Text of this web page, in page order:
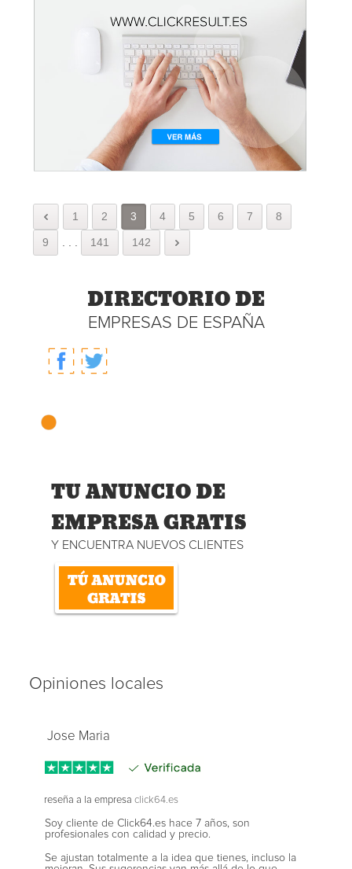
1 2 3 4 5 6 7 8
9 141 142
DIRECTORIO DE
EMPRESAS DE ESPAÑA
TU ANUNCIO DE
EMPRESA GRATIS
Y ENCUENTRA NUEVOS CLIENTES
Opiniones locales
Jose Maria
reseña a la empresa click64.es
Soy cliente de Click64.es hace 7 años, son
profesionales con calidad y precio.
Se ajustan totalmente a la idea que tienes, incluso la